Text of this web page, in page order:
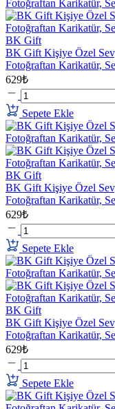
BK Gift
BK Gift Kişiye Özel
Fotoğraftan Karikatür,
629₺
Sepete Ekle
BK Gift
BK Gift Kişiye Özel
Fotoğraftan Karikatür,
629₺
Sepete Ekle
BK Gift
BK Gift Kişiye Özel
Fotoğraftan Karikatür,
629₺
Sepete Ekle